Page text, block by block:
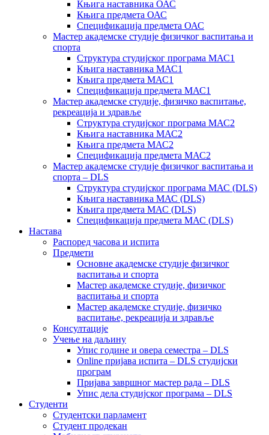
Књига наставника ОАС
Књига предмета ОАС
Спецификација предмета ОАС
Мастер академске студије физичког васпитања и
спорта
Структура студијског програма МАС1
Књига наставника МАС1
Књига предмета МАС1
Спецификација предмета МАС1
Мастер академске студије, физичко васпитање,
рекреација и здравље
Структура студијског програма МАС2
Књига наставника МАС2
Књига предмета МАС2
Спецификација предмета МАС2
Мастер академске студије физичког васпитања и
спорта – DLS
Структура студијског програма МАС (DLS)
Књига наставника МАС (DLS)
Књига предмета МАС (DLS)
Спецификација предмета МАС (DLS)
Настава
Распоред часова и испита
Предмети
Основне академске студије физичког
васпитања и спорта
Мастер академске студије, физичког
васпитања и спорта
Мастер академске студије, физичко
васпитање, рекреација и здравље
Консултације
Учење на даљину
Упис године и овера семестра – DLS
Online пријава испита – DLS студијски
програм
Пријава завршног мастер рада – DLS
Упис дела студијског програма – DLS
Студенти
Студентски парламент
Студент продекан